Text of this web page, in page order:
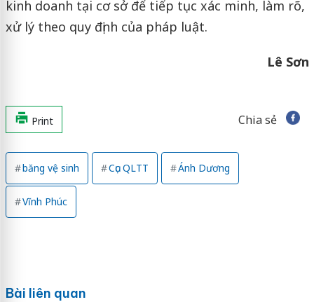
kinh doanh tại cơ sở để tiếp tục xác minh, làm rõ,
xử lý theo quy định của pháp luật.
Lê Sơn
Print Chia sẻ
băng vệ sinh Cục QLTT Ánh Dương
Vĩnh Phúc
Bài liên quan